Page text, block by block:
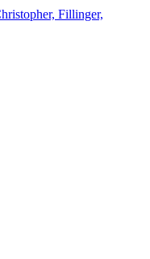
Fillinger,